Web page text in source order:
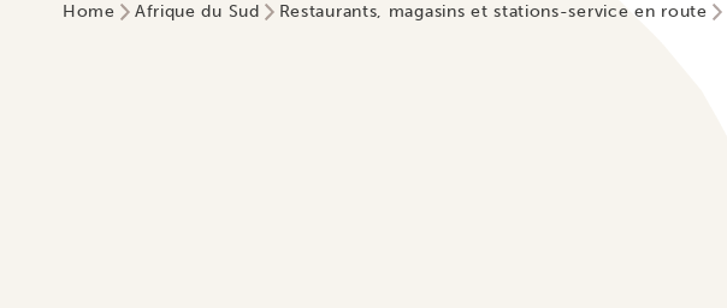
Home Afrique du Sud Restaurants, magasins et stations-service en route